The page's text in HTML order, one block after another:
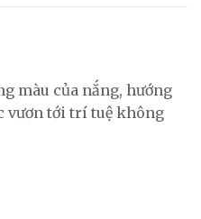
màu của nắng, hướng
vươn tới trí tuệ không